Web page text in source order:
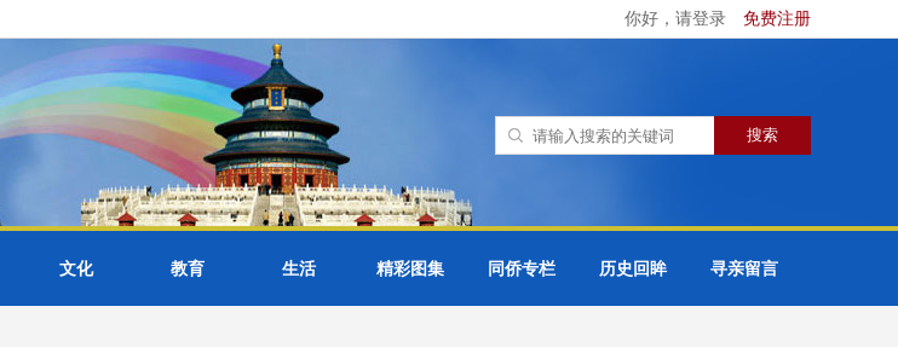
你好，请登录 免费注册
文化 教育 生活 精彩图集 同侨专栏 历史回眸 寻亲留言